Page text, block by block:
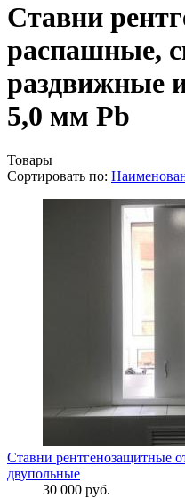
Ставни
распашные,
раздвижные
5,0 мм Pb
Товары
Сортировать по:
Ставни рентгенозащитные
двупольные
30 000 руб.